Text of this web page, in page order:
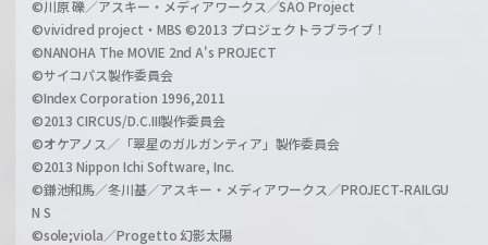
©川原 礫／アスキー・メディアワークス／SAO Project
©vividred project・MBS ©2013 プロジェクトラブライブ！
©NANOHA The MOVIE 2nd A's PROJECT
©サイコパス製作委員会
©Index Corporation 1996,2011
©2013 CIRCUS/D.C.III製作委員会
©オケアノス／「翠星のガルガンティア」製作委員会
©2013 Nippon Ichi Software, Inc.
©鎌池和馬／冬川基／アスキー・メディアワークス／PROJECT-RAILGU
N S
©sole;viola／Progetto 幻影太陽